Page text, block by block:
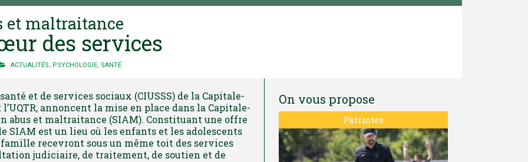
et maltraitance
des services
ACTUALITÉS, PSYCHOLOGIE, SANTÉ
et de services sociaux (CIUSSS) de la Capitale-
annoncent la mise en place dans la Capitale-
abus et maltraitance (SIAM). Constituant une offre
SIAM est un lieu où les enfants et les adolescents
recevront sous un même toit des services
judiciaire, de traitement, de soutien et de
On vous propose
Patriotes